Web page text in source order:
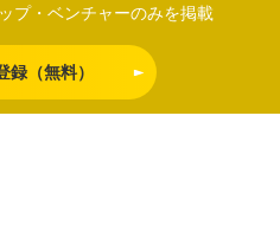
プ・ベンチャーのみを掲載
録（無料）